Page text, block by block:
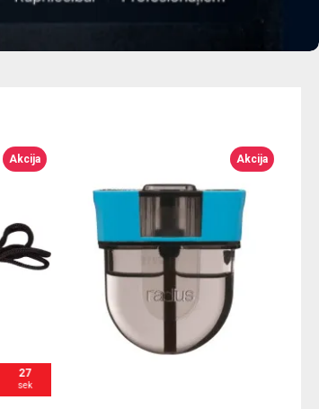
Akcija
25
sek
Akcija